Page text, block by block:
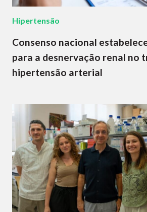
Hipertensão
Consenso nacional
para a desnervação renal no
hipertensão arterial